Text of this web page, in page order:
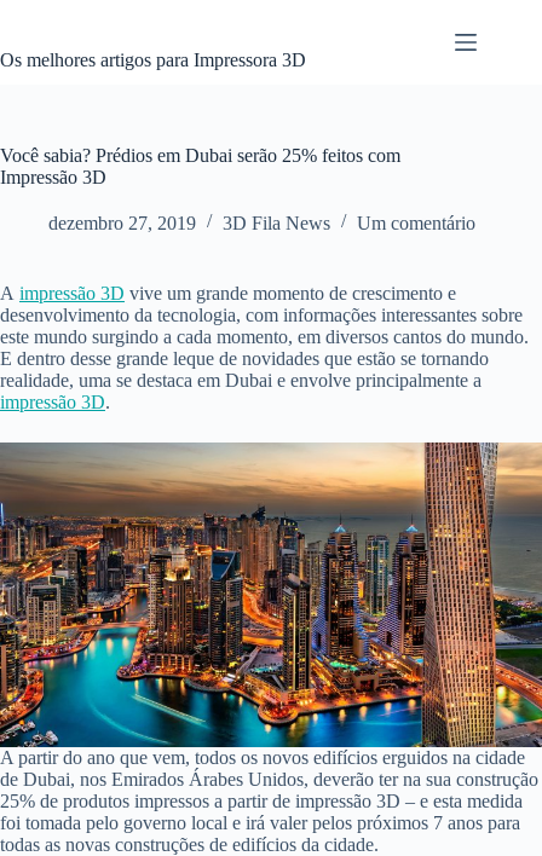
o
Os melhores artigos para Impressora 3D
Você sabia? Prédios em Dubai serão 25% feitos com
Impressão 3D
dezembro 27, 2019 3D Fila News Um comentário
A impressão 3D vive um grande momento de crescimento e
desenvolvimento da tecnologia, com informações interessantes sobre
este mundo surgindo a cada momento, em diversos cantos do mundo.
E dentro desse grande leque de novidades que estão se tornando
realidade, uma se destaca em Dubai e envolve principalmente a
impressão 3D.
A partir do ano que vem, todos os novos edifícios erguidos na cidade
de Dubai, nos Emirados Árabes Unidos, deverão ter na sua construção
25% de produtos impressos a partir de impressão 3D – e esta medida
foi tomada pelo governo local e irá valer pelos próximos 7 anos para
todas as novas construções de edifícios da cidade.